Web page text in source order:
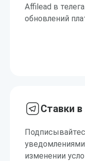
Affilead в
обновлений
Ставки
изменении